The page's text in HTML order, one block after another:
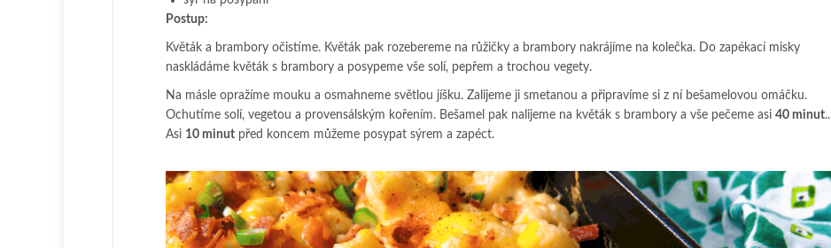
Postup:
Květák a brambory očistíme. Květák pak rozebereme na růžičky a brambory nakrájíme na kolečka. Do zapékací misky
naskládáme květák s brambory a posypeme vše solí, pepřem a trochou vegety.
Na másle opražíme mouku a osmahneme světlou jíšku. Zalijeme ji smetanou a připravíme si z ní bešamelovou omáčku.
Ochutíme solí, vegetou a provensálským kořením. Bešamel pak nalijeme na květák s brambory a vše pečeme asi 40 minut..
Asi 10 minut před koncem můžeme posypat sýrem a zapéct.